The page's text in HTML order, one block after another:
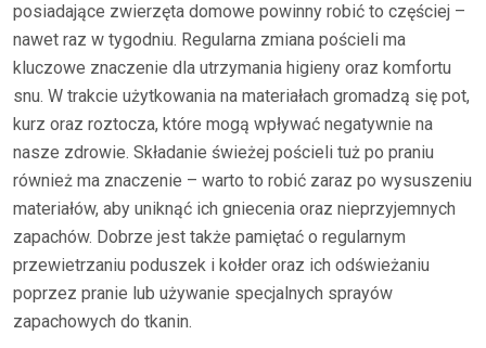
posiadające zwierzęta domowe powinny robić to częściej –
nawet raz w tygodniu. Regularna zmiana pościeli ma
kluczowe znaczenie dla utrzymania higieny oraz komfortu
snu. W trakcie użytkowania na materiałach gromadzą się pot,
kurz oraz roztocza, które mogą wpływać negatywnie na
nasze zdrowie. Składanie świeżej pościeli tuż po praniu
również ma znaczenie – warto to robić zaraz po wysuszeniu
materiałów, aby uniknąć ich gniecenia oraz nieprzyjemnych
zapachów. Dobrze jest także pamiętać o regularnym
przewietrzaniu poduszek i kołder oraz ich odświeżaniu
poprzez pranie lub używanie specjalnych sprayów
zapachowych do tkanin.